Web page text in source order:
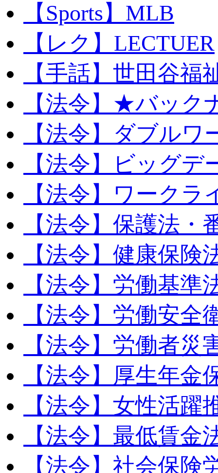
【Sports】MLB
【レク】LECTUER
【手話】世田谷福
【法令】★バック
【法令】ダブルワ
【法令】ビッグデ
【法令】ワークラ
【法令】保護法・
【法令】健康保険
【法令】労働基準
【法令】労働安全
【法令】労働者災
【法令】厚生年金
【法令】女性活躍
【法令】最低賃金
【法令】社会保険